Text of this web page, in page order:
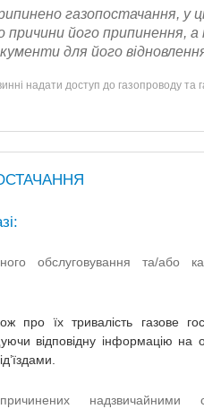
газопостачання, у
причини його припинення,
для його
надати доступ до газопроводу та
обслуговування та/або
про їх тривалість газове
відповідну інформацію на
надзвичайними